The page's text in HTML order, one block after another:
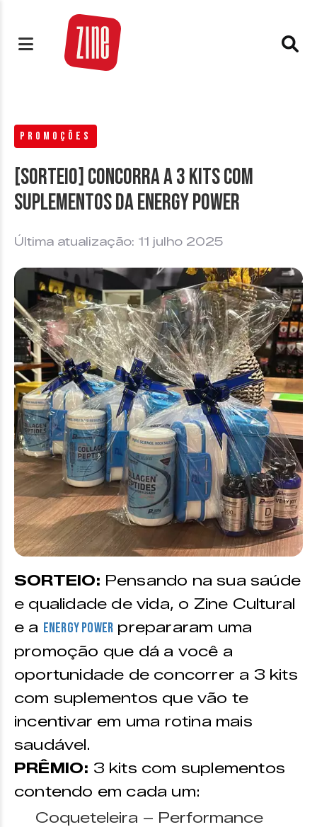
PROMOÇÕES
[SORTEIO] Concorra a 3 kits com
suplementos da Energy Power
Última atualização: 11 julho 2025
SORTEIO: Pensando na sua saúde
e qualidade de vida, o Zine Cultural
e a Energy Power prepararam uma
promoção que dá a você a
oportunidade de concorrer a 3 kits
com suplementos que vão te
incentivar em uma rotina mais
saudável.
PRÊMIO: 3 kits com suplementos
contendo em cada um:
Coqueteleira – Performance